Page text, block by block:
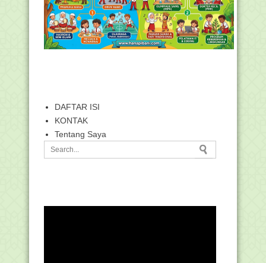
DAFTAR ISI
KONTAK
Tentang Saya